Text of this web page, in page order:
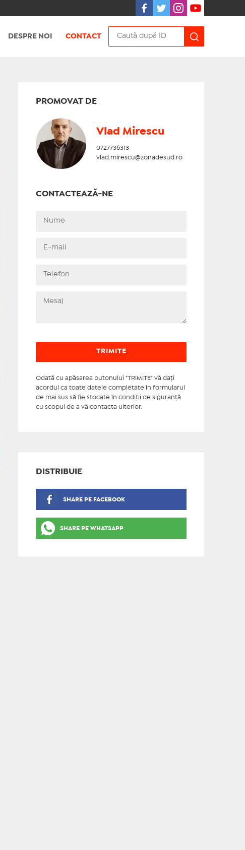
DESPRE NOI CONTACT
PROMOVAT DE
Vlad Mirescu
0727736313
vlad.mirescu@zonadesud.ro
CONTACTEAZĂ-NE
Odată cu apăsarea butonului "TRIMITE" vă daţi
acordul ca toate datele completate în formularul
de mai sus să fie stocate în condiţii de siguranţă
cu scopul de a vă contacta ulterior.
DISTRIBUIE
SHARE PE FACEBOOK
SHARE PE WHATSAPP